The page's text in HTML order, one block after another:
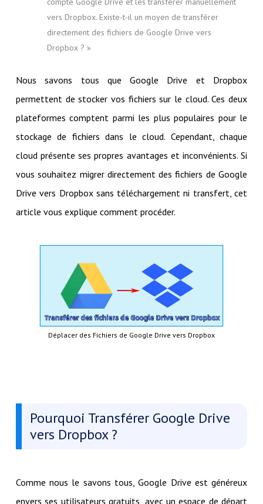
vers Dropbox. Existe-t-il un moyen de transférer
directement des fichiers de Google Drive vers
Dropbox ? »
Nous savons tous que Google Drive et Dropbox
permettent de stocker vos fichiers sur le cloud. Ces deux
plateformes comptent parmi les plus populaires pour le
stockage de fichiers dans le cloud. Cependant, chaque
cloud présente ses propres avantages et inconvénients. Si
vous souhaitez migrer directement des fichiers de Google
Drive vers Dropbox sans téléchargement ni transfert, cet
article vous explique comment procéder.
Déplacer des Fichiers de Google Drive vers Dropbox
Pourquoi Transférer Google Drive
vers Dropbox ?
Comme nous le savons tous, Google Drive est généreux
envers ses utilisateurs gratuits, avec un espace de départ